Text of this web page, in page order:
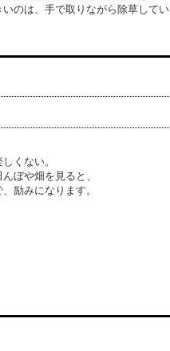
のは、手で取りながら除草してい
くない。
ぼや畑を見ると、
励みになります。